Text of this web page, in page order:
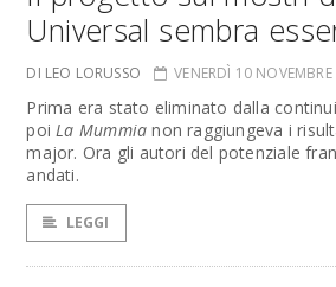
Universal sembra
DI LEO LORUSSO VENERDÌ 10
Prima era stato eliminato dalla
poiLa Mummia non raggiungeva i
major. Ora gli autori del potenziale
andati.
LEGGI